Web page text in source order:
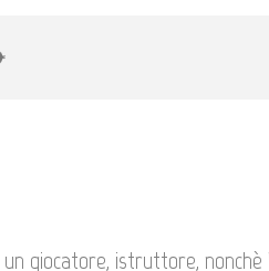
giocatore, istruttore,